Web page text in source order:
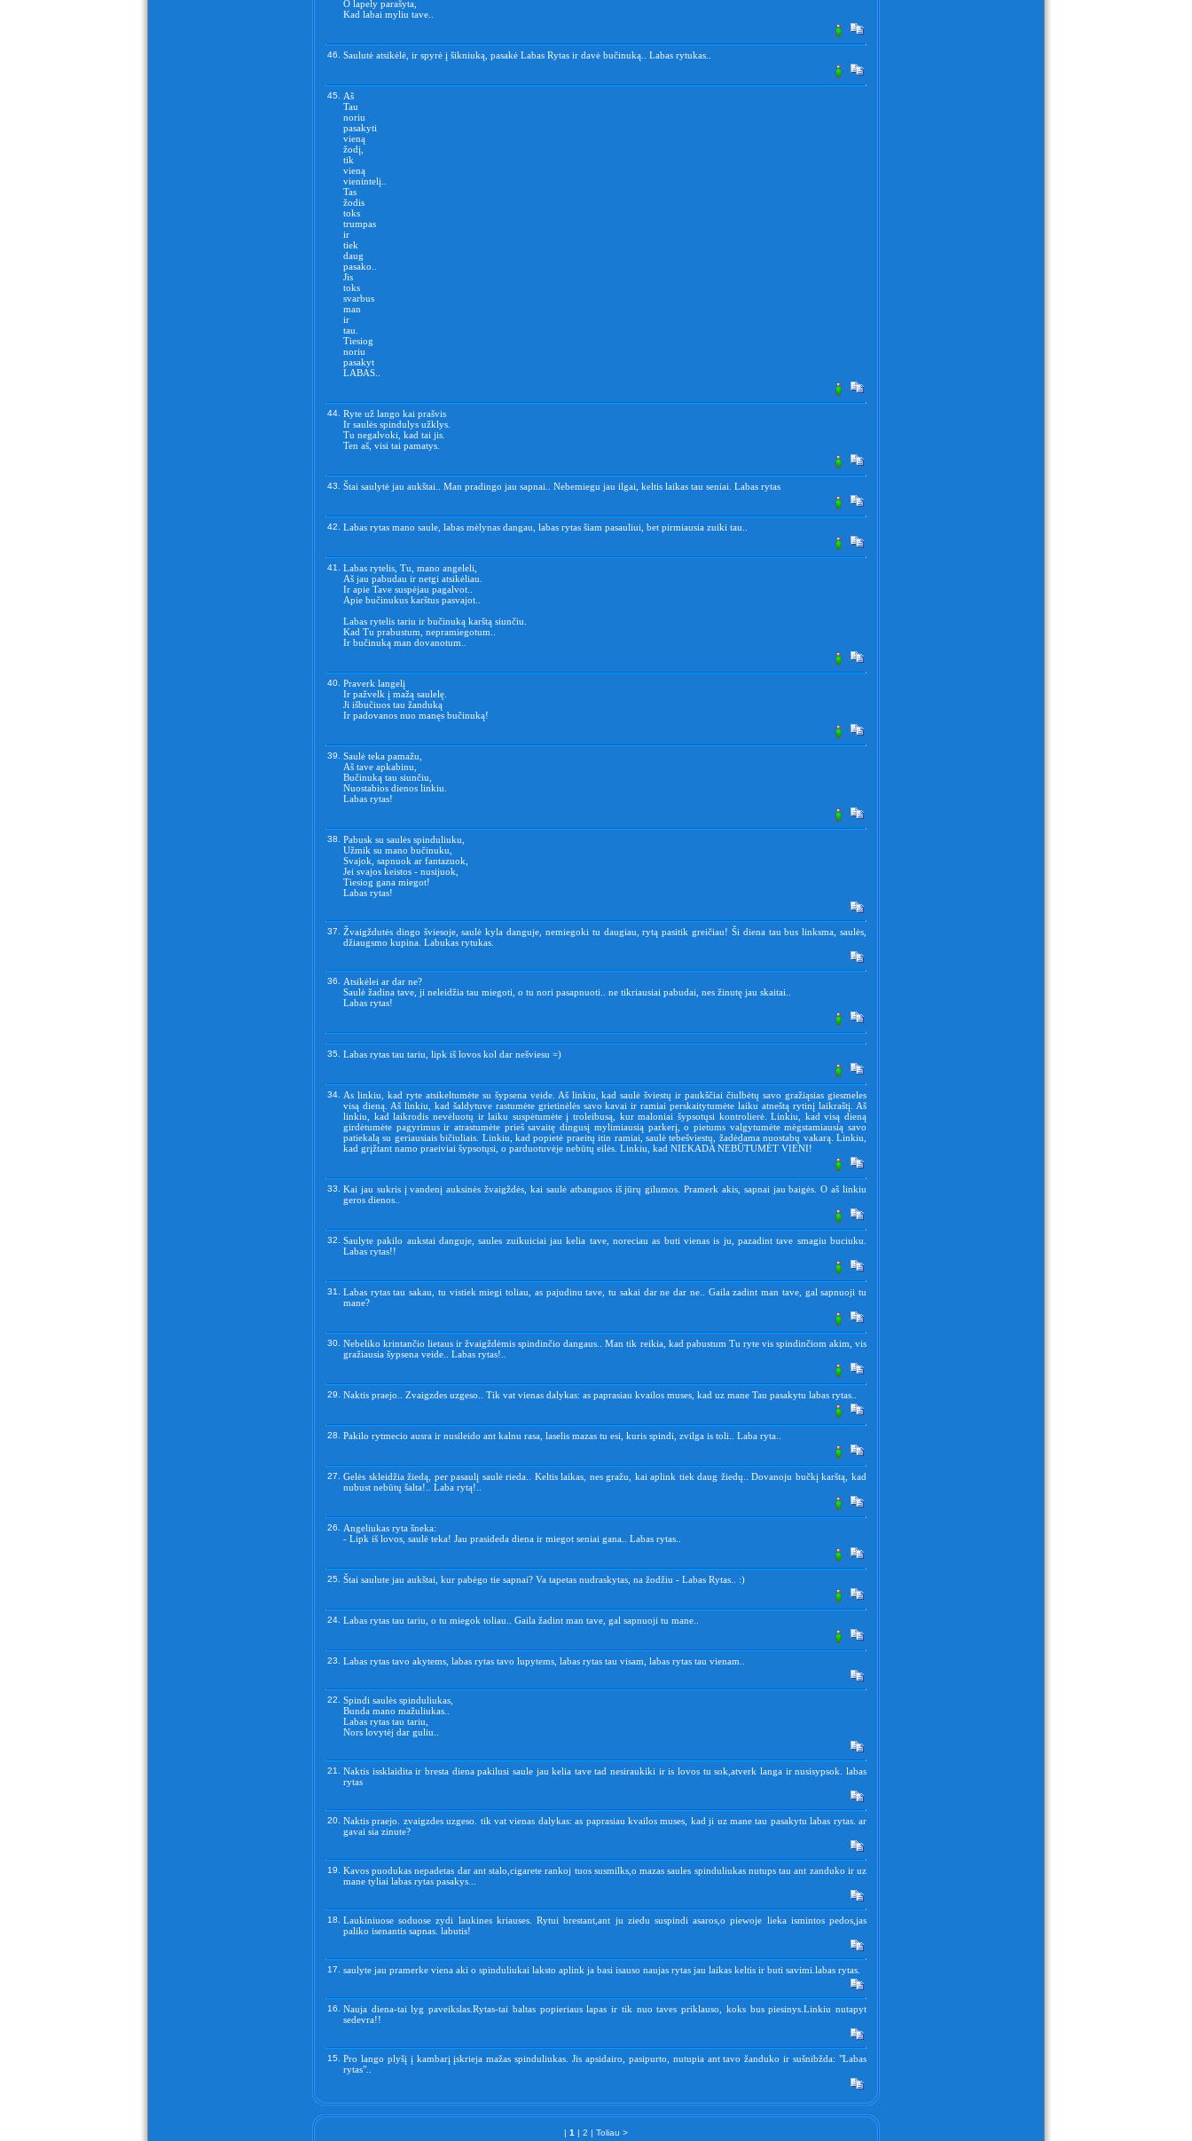
O lapely parašyta,
Kad labai myliu tave..
46. Saulutė atsikėlė, ir spyrė į šikniuką, pasakė Labas Rytas ir davė bučinuką.. Labas rytukas..
45. Aš
Tau
noriu
pasakyti
vieną
žodį,
tik
vieną
vienintelį..
Tas
žodis
toks
trumpas
ir
tiek
daug
pasako..
Jis
toks
svarbus
man
ir
tau.
Tiesiog
noriu
pasakyt
LABAS..
44. Ryte už lango kai prašvis
Ir saulės spindulys užklys.
Tu negalvoki, kad tai jis.
Ten aš, visi tai pamatys.
43. Štai saulytė jau aukštai.. Man pradingo jau sapnai.. Nebemiegu jau ilgai, keltis laikas tau seniai. Labas rytas
42. Labas rytas mano saule, labas mėlynas dangau, labas rytas šiam pasauliui, bet pirmiausia zuiki tau..
41. Labas rytelis, Tu, mano angeleli,
Aš jau pabudau ir netgi atsikėliau.
Ir apie Tave suspėjau pagalvot..
Apie bučinukus karštus pasvajot..
Labas rytelis tariu ir bučinuką karštą siunčiu.
Kad Tu prabustum, nepramiegotum..
Ir bučinuką man dovanotum..
40. Praverk langelį
Ir pažvelk į mažą saulelę.
Ji išbučiuos tau žanduką
Ir padovanos nuo manęs bučinuką!
39. Saulė teka pamažu,
Aš tave apkabinu,
Bučinuką tau siunčiu,
Nuostabios dienos linkiu.
Labas rytas!
38. Pabusk su saulės spinduliuku,
Užmik su mano bučinuku,
Svajok, sapnuok ar fantazuok,
Jei svajos keistos - nusijuok,
Tiesiog gana miegot!
Labas rytas!
37. Žvaigždutės dingo šviesoje, saulė kyla danguje, nemiegoki tu daugiau, rytą pasitik greičiau! Ši diena tau bus linksma, saulės,
džiaugsmo kupina. Labukas rytukas.
36. Atsikėlei ar dar ne?
Saulė žadina tave, ji neleidžia tau miegoti, o tu nori pasapnuoti.. ne tikriausiai pabudai, nes žinutę jau skaitai..
Labas rytas!
35. Labas rytas tau tariu, lipk iš lovos kol dar nešviesu =)
34. As linkiu, kad ryte atsikeltumėte su šypsena veide. Aš linkiu, kad saulė šviestų ir paukščiai čiulbėtų savo gražiąsias giesmeles
visą dieną. Aš linkiu, kad šaldytuve rastumėte grietinėlės savo kavai ir ramiai perskaitytumėte laiku atneštą rytinį laikraštį. Aš
linkiu, kad laikrodis nevėluotų ir laiku suspėtumėte į troleibusą, kur maloniai šypsotųsi kontrolierė. Linkiu, kad visą dieną
girdėtumėte pagyrimus ir atrastumėte prieš savaitę dingusį mylimiausią parkerį, o pietums valgytumėte mėgstamiausią savo
patiekalą su geriausiais bičiuliais. Linkiu, kad popietė praeitų itin ramiai, saulė tebešviestų, žadėdama nuostabų vakarą. Linkiu,
kad grįžtant namo praeiviai šypsotųsi, o parduotuvėje nebūtų eilės. Linkiu, kad NIEKADA NEBŪTUMĖT VIENI!
33. Kai jau sukris į vandenį auksinės žvaigždės, kai saulė atbanguos iš jūrų gilumos. Pramerk akis, sapnai jau baigės. O aš linkiu
geros dienos..
32. Saulyte pakilo aukstai danguje, saules zuikuiciai jau kelia tave, noreciau as buti vienas is ju, pazadint tave smagiu buciuku.
Labas rytas!!
31. Labas rytas tau sakau, tu vistiek miegi toliau, as pajudinu tave, tu sakai dar ne dar ne.. Gaila zadint man tave, gal sapnuoji tu
mane?
30. Nebeliko krintančio lietaus ir žvaigždėmis spindinčio dangaus.. Man tik reikia, kad pabustum Tu ryte vis spindinčiom akim, vis
gražiausia šypsena veide.. Labas rytas!..
29. Naktis praejo.. Zvaigzdes uzgeso.. Tik vat vienas dalykas: as paprasiau kvailos muses, kad uz mane Tau pasakytu labas rytas..
28. Pakilo rytmecio ausra ir nusileido ant kalnu rasa, laselis mazas tu esi, kuris spindi, zvilga is toli.. Laba ryta..
27. Gelės skleidžia žiedą, per pasaulį saulė rieda.. Keltis laikas, nes gražu, kai aplink tiek daug žiedų.. Dovanoju bučkį karštą, kad
nubust nebūtų šalta!.. Laba rytą!..
26. Angeliukas ryta šneka:
- Lipk iš lovos, saulė teka! Jau prasideda diena ir miegot seniai gana.. Labas rytas..
25. Štai saulute jau aukštai, kur pabėgo tie sapnai? Va tapetas nudraskytas, na žodžiu - Labas Rytas.. :)
24. Labas rytas tau tariu, o tu miegok toliau.. Gaila žadint man tave, gal sapnuoji tu mane..
23. Labas rytas tavo akytems, labas rytas tavo lupytems, labas rytas tau visam, labas rytas tau vienam..
22. Spindi saulės spinduliukas,
Bunda mano mažuliukas..
Labas rytas tau tariu,
Nors lovytėj dar guliu..
21. Naktis issklaidita ir bresta diena pakilusi saule jau kelia tave tad nesiraukiki ir is lovos tu sok,atverk langa ir nusisypsok. labas
rytas
20. Naktis praejo. zvaigzdes uzgeso. tik vat vienas dalykas: as paprasiau kvailos muses, kad ji uz mane tau pasakytu labas rytas. ar
gavai sia zinute?
19. Kavos puodukas nepadetas dar ant stalo,cigarete rankoj tuos susmilks,o mazas saules spinduliukas nutups tau ant zanduko ir uz
mane tyliai labas rytas pasakys...
18. Laukiniuose soduose zydi laukines kriauses. Rytui brestant,ant ju ziedu suspindi asaros,o piewoje lieka ismintos pedos,jas
paliko isenantis sapnas. labutis!
17. saulyte jau pramerke viena aki o spinduliukai laksto aplink ja basi isauso naujas rytas jau laikas keltis ir buti savimi.labas rytas.
16. Nauja diena-tai lyg paveikslas.Rytas-tai baltas popieriaus lapas ir tik nuo taves priklauso, koks bus piesinys.Linkiu nutapyt
sedevra!!
15. Pro lango plyšį į kambarį įskrieja mažas spinduliukas. Jis apsidairo, pasipurto, nutupia ant tavo žanduko ir sušnibžda: "Labas
rytas"..
| 1 | 2 | Toliau >